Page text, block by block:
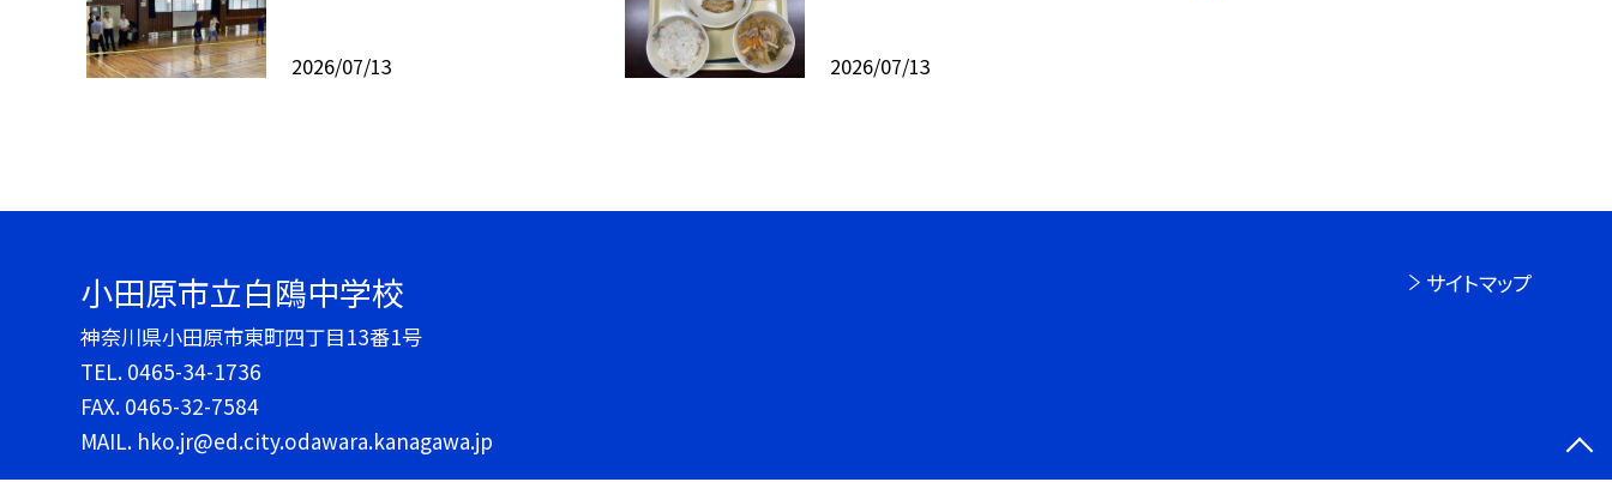
2026/07/13 2026/07/13
小田原市立白鴎中学校
神奈川県小田原市東町四丁目13番1号
TEL. 0465-34-1736
FAX. 0465-32-7584
MAIL. hko.jr@ed.city.odawara.kanagawa.jp
サイトマップ